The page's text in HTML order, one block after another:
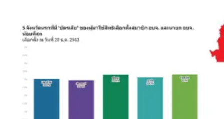
กรกฎาคม 27, 2026 ภัยเงียบใกล้ตัวเด็ก LSD “แสตมป์เมา” ยาเสพ
ติดลายการ์ตูน กรมศุลกากร เตือนผู้ปกครองเฝ้าระวัง หลังยึดล็อต
ใหญ่จากเยอรมนี
กรกฎาคม 27, 2026